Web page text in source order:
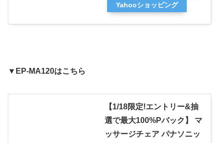
Yahooショッピング
▼EP-MA120はこちら
【1/18限定!エントリー&抽
選で最大100%Pバック】 マ
ッサージチェア パナソニッ